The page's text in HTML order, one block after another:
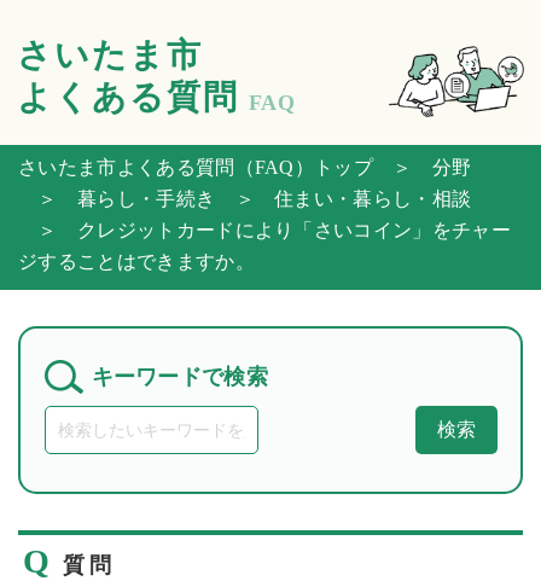
さいたま市
よくある質問
FAQ
さいたま市よくある質問（FAQ）トップ＞ 分野
＞ 暮らし・手続き
＞ 住まい・暮らし・相談
＞ クレジットカードにより「さいコイン」をチャー
ジすることはできますか。
キーワードで検索
検索
Q 質問